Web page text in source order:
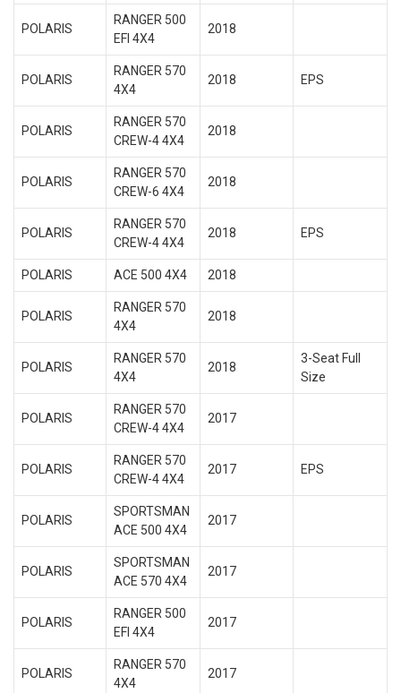
POLARIS
RANGER 500
EFI 4X4
2018
POLARIS
RANGER 570
4X4
2018 EPS
POLARIS
RANGER 570
CREW-4 4X4
2018
POLARIS
RANGER 570
CREW-6 4X4
2018
POLARIS
RANGER 570
CREW-4 4X4
2018 EPS
POLARIS ACE 500 4X4 2018
POLARIS
RANGER 570
4X4
2018
POLARIS
RANGER 570
4X4
2018
3-Seat Full
Size
POLARIS
RANGER 570
CREW-4 4X4
2017
POLARIS
RANGER 570
CREW-4 4X4
2017 EPS
POLARIS
SPORTSMAN
ACE 500 4X4
2017
POLARIS
SPORTSMAN
ACE 570 4X4
2017
POLARIS
RANGER 500
EFI 4X4
2017
POLARIS
RANGER 570
4X4
2017